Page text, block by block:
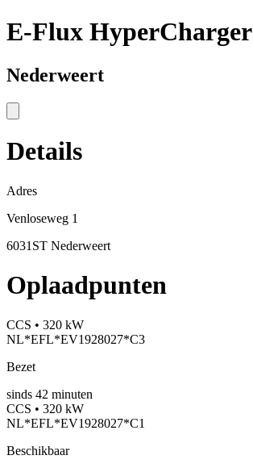
E-Flux HyperCharger
Nederweert
Details
Adres
Venloseweg 1
6031ST Nederweert
Oplaadpunten
CCS • 320 kW
NL*EFL*EV1928027*C3
Bezet
sinds 42 minuten
CCS • 320 kW
NL*EFL*EV1928027*C1
Beschikbaar